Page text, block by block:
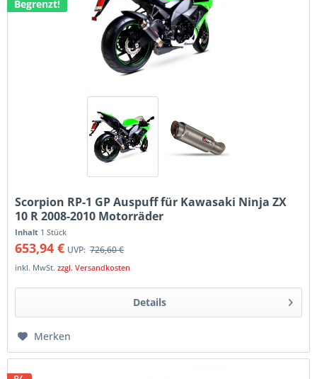
Begrenzt!
Scorpion RP-1 GP Auspuff für Kawasaki Ninja ZX
10 R 2008-2010 Motorräder
Inhalt 1 Stück
653,94 € UVP: 726,60 €
inkl. MwSt.zzgl. Versandkosten
Details
Merken